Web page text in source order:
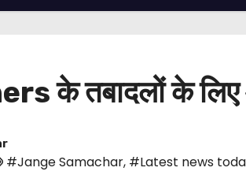
के तबादलों के
#Jange Samachar, #Latest news